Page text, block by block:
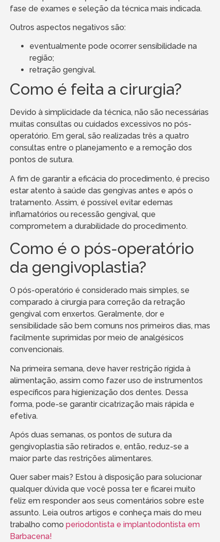
fase de exames e seleção da técnica mais indicada.
Outros aspectos negativos são:
eventualmente pode ocorrer sensibilidade na
região;
retração gengival.
Como é feita a cirurgia?
Devido à simplicidade da técnica, não são necessárias
muitas consultas ou cuidados excessivos no pós-
operatório. Em geral, são realizadas três a quatro
consultas entre o planejamento e a remoção dos
pontos de sutura.
A fim de garantir a eficácia do procedimento, é preciso
estar atento à saúde das gengivas antes e após o
tratamento. Assim, é possível evitar edemas
inflamatórios ou recessão gengival, que
comprometem a durabilidade do procedimento.
Como é o pós-operatório
da gengivoplastia?
O pós-operatório é considerado mais simples, se
comparado à cirurgia para correção da retração
gengival com enxertos. Geralmente, dor e
sensibilidade são bem comuns nos primeiros dias, mas
facilmente suprimidas por meio de analgésicos
convencionais.
Na primeira semana, deve haver restrição rígida à
alimentação, assim como fazer uso de instrumentos
específicos para higienização dos dentes. Dessa
forma, pode-se garantir cicatrização mais rápida e
efetiva.
Após duas semanas, os pontos de sutura da
gengivoplastia são retirados e, então, reduz-se a
maior parte das restrições alimentares.
Quer saber mais? Estou à disposição para solucionar
qualquer dúvida que você possa ter e ficarei muito
feliz em responder aos seus comentários sobre este
assunto. Leia outros artigos e conheça mais do meu
trabalho como periodontista e implantodontista em
Barbacena!